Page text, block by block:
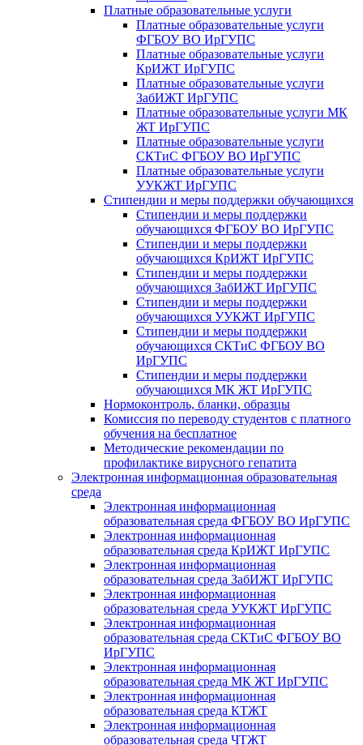
Платные образовательные услуги
Платные образовательные услуги
ФГБОУ ВО ИрГУПС
Платные образовательные услуги
КрИЖТ ИрГУПС
Платные образовательные услуги
ЗабИЖТ ИрГУПС
Платные образовательные услуги МК
ЖТ ИрГУПС
Платные образовательные услуги
СКТиС ФГБОУ ВО ИрГУПС
Платные образовательные услуги
УУКЖТ ИрГУПС
Стипендии и меры поддержки обучающихся
Стипендии и меры поддержки
обучающихся ФГБОУ ВО ИрГУПС
Стипендии и меры поддержки
обучающихся КрИЖТ ИрГУПС
Стипендии и меры поддержки
обучающихся ЗабИЖТ ИрГУПС
Стипендии и меры поддержки
обучающихся УУКЖТ ИрГУПС
Стипендии и меры поддержки
обучающихся СКТиС ФГБОУ ВО
ИрГУПС
Стипендии и меры поддержки
обучающихся МК ЖТ ИрГУПС
Нормоконтроль, бланки, образцы
Комиссия по переводу студентов с платного
обучения на бесплатное
Методические рекомендации по
профилактике вирусного гепатита
Электронная информационная образовательная
среда
Электронная информационная
образовательная среда ФГБОУ ВО ИрГУПС
Электронная информационная
образовательная среда КрИЖТ ИрГУПС
Электронная информационная
образовательная среда ЗабИЖТ ИрГУПС
Электронная информационная
образовательная среда УУКЖТ ИрГУПС
Электронная информационная
образовательная среда СКТиС ФГБОУ ВО
ИрГУПС
Электронная информационная
образовательная среда МК ЖТ ИрГУПС
Электронная информационная
образовательная среда КТЖТ
Электронная информационная
образовательная среда ЧТЖТ